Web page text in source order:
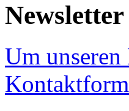
Newsletter
Um